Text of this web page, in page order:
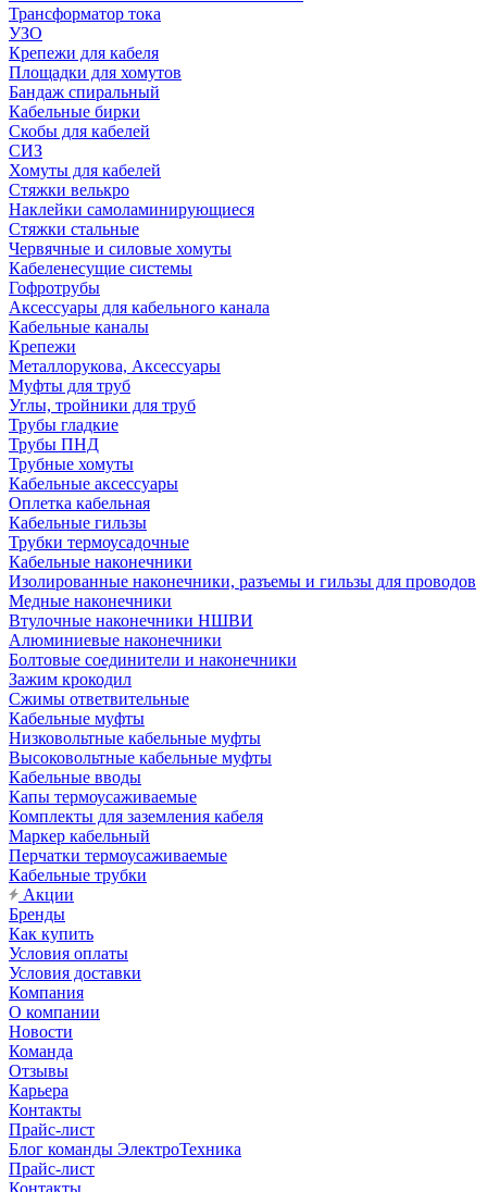
Трансформатор тока
УЗО
Крепежи для кабеля
Площадки для хомутов
Бандаж спиральный
Кабельные бирки
Cкобы для кабелей
СИЗ
Хомуты для кабелей
Стяжки велькро
Наклейки самоламинирующиеся
Стяжки стальные
Червячные и силовые хомуты
Кабеленесущие системы
Гофротрубы
Аксессуары для кабельного канала
Кабельные каналы
Крепежи
Металлорукова, Аксессуары
Муфты для труб
Углы, тройники для труб
Трубы гладкие
Трубы ПНД
Трубные хомуты
Кабельные аксессуары
Оплетка кабельная
Кабельные гильзы
Трубки термоусадочные
Кабельные наконечники
Изолированные наконечники, разъемы и гильзы для проводов
Медные наконечники
Втулочные наконечники НШВИ
Алюминиевые наконечники
Болтовые соединители и наконечники
Зажим крокодил
Сжимы ответвительные
Кабельные муфты
Низковольтные кабельные муфты
Высоковольтные кабельные муфты
Кабельные вводы
Капы термоусаживаемые
Комплекты для заземления кабеля
Маркер кабельный
Перчатки термоусаживаемые
Кабельные трубки
Акции
Бренды
Как купить
Условия оплаты
Условия доставки
Компания
О компании
Новости
Команда
Отзывы
Карьера
Контакты
Прайс-лист
Блог команды ЭлектроТехника
Прайс-лист
Контакты